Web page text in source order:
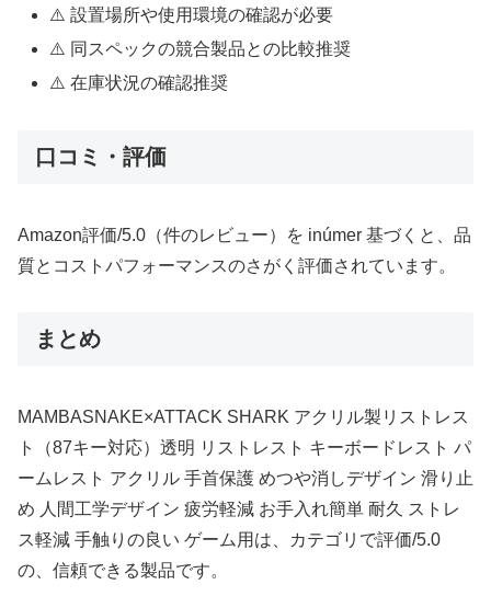
⚠️ 設置場所や使用環境の確認が必要
⚠️ 同スペックの競合製品との比較推奨
⚠️ 在庫状況の確認推奨
口コミ・評価
Amazon評価/5.0（件のレビュー）を inúmer 基づくと、品
質とコストパフォーマンスのさがく評価されています。
まとめ
MAMBASNAKE×ATTACK SHARK アクリル製リストレス
ト（87キー対応）透明 リストレスト キーボードレスト パ
ームレスト アクリル 手首保護 めつや消しデザイン 滑り止
め 人間工学デザイン 疲労軽減 お手入れ簡単 耐久 ストレ
ス軽減 手触りの良い ゲーム用は、カテゴリで評価/5.0
の、信頼できる製品です。